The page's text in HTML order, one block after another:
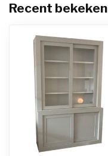
Recent bekeken